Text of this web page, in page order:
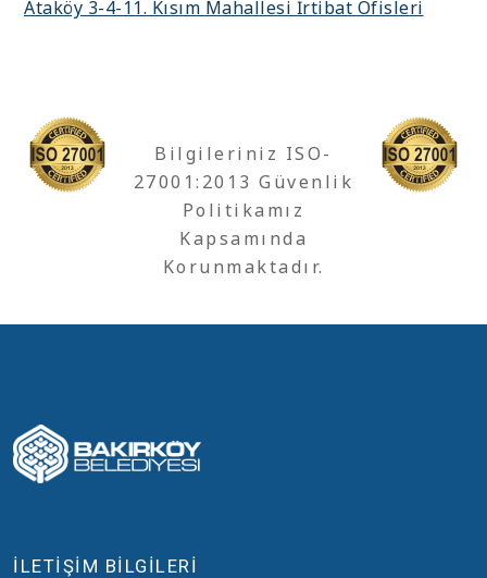
Ataköy 3-4-11. Kısım Mahallesi İrtibat Ofisleri
Bilgileriniz ISO-
27001:2013 Güvenlik
Politikamız
Kapsamında
Korunmaktadır.
İLETİŞİM BİLGİLERİ